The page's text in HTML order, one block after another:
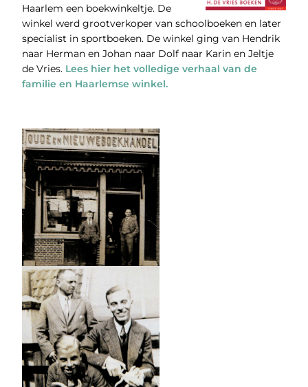
Haarlem een boekwinkeltje. De
winkel werd grootverkoper van schoolboeken en later
specialist in sportboeken. De winkel ging van Hendrik
naar Herman en Johan naar Dolf naar Karin en Jeltje
de Vries. Lees hier het volledige verhaal van de
familie en Haarlemse winkel.